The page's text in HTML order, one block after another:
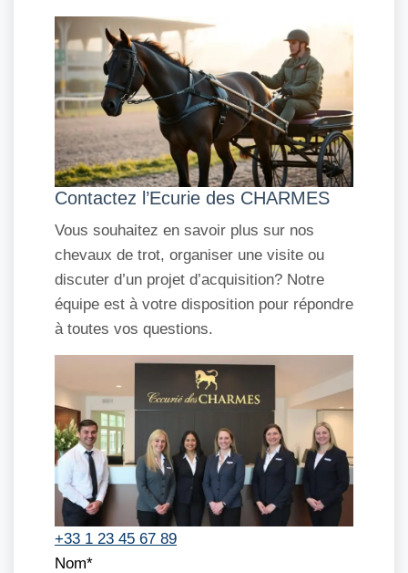
Contactez l’Ecurie des CHARMES
Vous souhaitez en savoir plus sur nos
chevaux de trot, organiser une visite ou
discuter d’un projet d’acquisition? Notre
équipe est à votre disposition pour répondre
à toutes vos questions.
+33 1 23 45 67 89
Nom*